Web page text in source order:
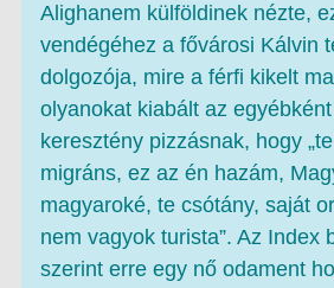
Alighanem külföldinek nézte,
vendégéhez a fővárosi Kálvin
dolgozója, mire a férfi kikelt
olyanokat kiabált az
keresztény pizzásnak, hogy
migráns, ez az én hazám,
magyaroké, te csótány, saját
nem vagyok turista”. Az Index
szerint erre egy nő odament